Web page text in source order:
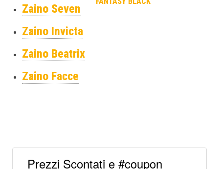
Zaino Seven
Zaino Invicta
Zaino Beatrix
Zaino Facce
Prezzi Scontati e #coupon